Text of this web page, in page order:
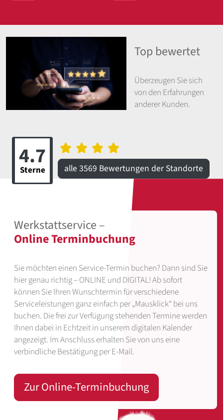
Top bewertet
Überzeugen Sie sich
von den Erfahrungen
anderer Kunden.
4.7
Sterne alle 3569 Bewertungen der Standorte
Werkstattservice –
Online Terminbuchung
Sie möchten einen Service-Termin buchen? Dann sind Sie
hier genau richtig – ONLINE und DIGITAL! Ab sofort
können Sie Ihren Wunschtermin für verschiedene
Serviceleistungen ganz einfach per „Mausklick“ bei uns
buchen. Die frei zur Verfügung stehenden Termine werden
Ihnen dabei in Echtzeit in unserem digitalen Kalender
angezeigt. Im Anschluss erhalten Sie von uns eine
verbindliche Bestätigung per E-Mail.
Zur Online-Terminbuchung